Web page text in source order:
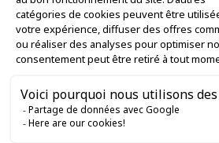
SERVICES VENTE EN LIGNE
Nous contacter